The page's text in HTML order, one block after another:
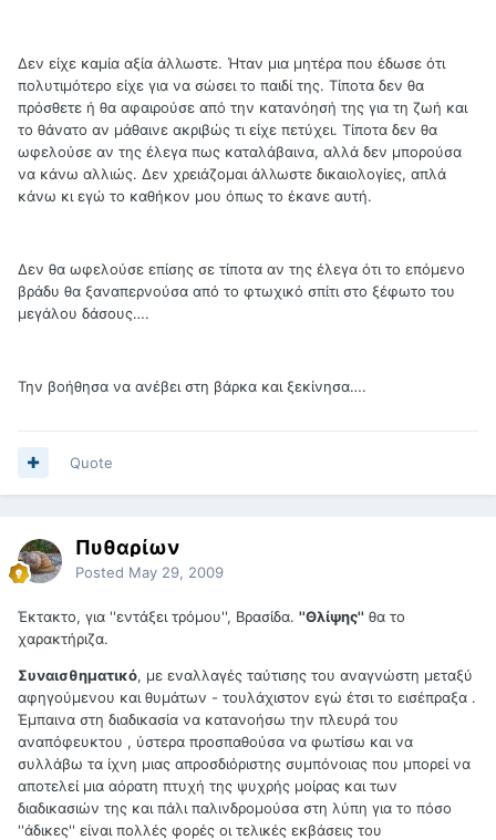
Δεν είχε καμία αξία άλλωστε. Ήταν μια μητέρα που έδωσε ότι
πολυτιμότερο είχε για να σώσει το παιδί της. Τίποτα δεν θα
πρόσθετε ή θα αφαιρούσε από την κατανόησή της για τη ζωή και
το θάνατο αν μάθαινε ακριβώς τι είχε πετύχει. Τίποτα δεν θα
ωφελούσε αν της έλεγα πως καταλάβαινα, αλλά δεν μπορούσα
να κάνω αλλιώς. Δεν χρειάζομαι άλλωστε δικαιολογίες, απλά
κάνω κι εγώ το καθήκον μου όπως το έκανε αυτή.
Δεν θα ωφελούσε επίσης σε τίποτα αν της έλεγα ότι το επόμενο
βράδυ θα ξαναπερνούσα από το φτωχικό σπίτι στο ξέφωτο του
μεγάλου δάσους….
Την βοήθησα να ανέβει στη βάρκα και ξεκίνησα….
Quote
Πυθαρίων
Posted May 29, 2009
Έκτακτο, για ''εντάξει τρόμου'', Βρασίδα. ''Θλίψης'' θα το
χαρακτήριζα.
Συναισθηματικό, με εναλλαγές ταύτισης του αναγνώστη μεταξύ
αφηγούμενου και θυμάτων - τουλάχιστον εγώ έτσι το εισέπραξα .
Έμπαινα στη διαδικασία να κατανοήσω την πλευρά του
αναπόφευκτου , ύστερα προσπαθούσα να φωτίσω και να
συλλάβω τα ίχνη μιας απροσδιόριστης συμπόνοιας που μπορεί να
αποτελεί μια αόρατη πτυχή της ψυχρής μοίρας και των
διαδικασιών της και πάλι παλινδρομούσα στη λύπη για το πόσο
''άδικες'' είναι πολλές φορές οι τελικές εκβάσεις του